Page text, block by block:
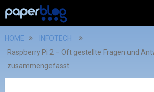
HOME
INFOTECH
Raspberry Pi 2 – Oft gestellte Fragen und
zusammengefasst